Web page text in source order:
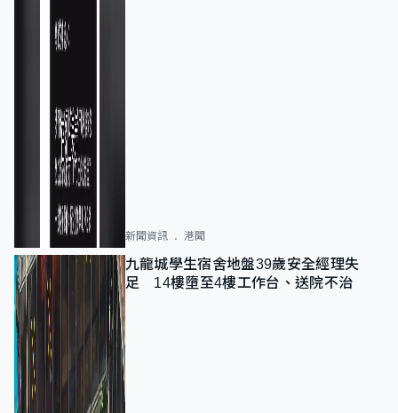
新聞資訊 港聞
九龍城學生宿舍地盤39歲安全經理失
足 14樓墮至4樓工作台、送院不治